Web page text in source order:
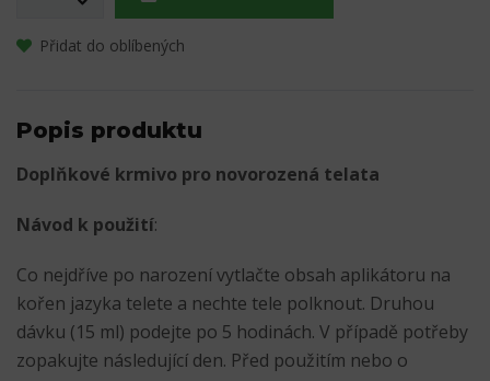
Přidat do oblíbených
Popis produktu
Doplňkové krmivo pro novorozená telata
Návod k použití:
Co nejdříve po narození vytlačte obsah aplikátoru na
kořen jazyka telete a nechte tele polknout. Druhou
dávku (15 ml) podejte po 5 hodinách. V případě potřeby
zopakujte následující den. Před použitím nebo o